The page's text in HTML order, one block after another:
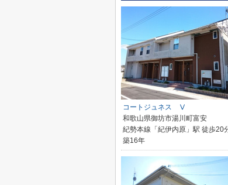
コートジュネス Ⅴ
和歌山県御坊市湯川町富安
紀勢本線「紀伊内原」駅 徒歩20
築16年